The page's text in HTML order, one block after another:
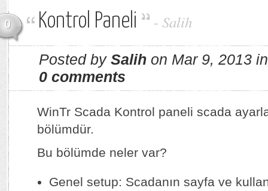
0 Kontrol Paneli - Salih
Posted by Salih on Mar 9, 2013
0 comments
WinTr Scada Kontrol paneli scada
bölümdür.
Bu bölümde neler var?
Genel setup: Scadanın sayfa ve